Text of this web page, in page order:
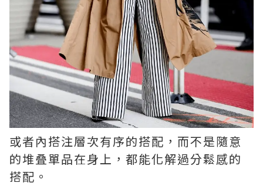
或者內搭注層次有序的搭配，而不是隨意
的堆叠單品在身上，都能化解過分鬆感的
搭配。